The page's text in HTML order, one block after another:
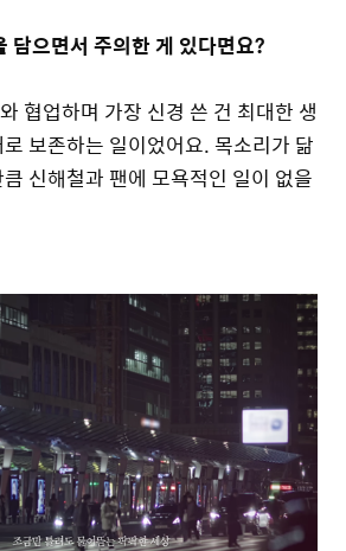
담으면서 주의한 게 있다면요?
협업하며 가장 신경 쓴 건 최대한 생
보존하는 일이었어요. 목소리가 닮
신해철과 팬에 모욕적인 일이 없을